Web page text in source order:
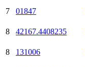
7
01847
8
42167.4408235
8
131006